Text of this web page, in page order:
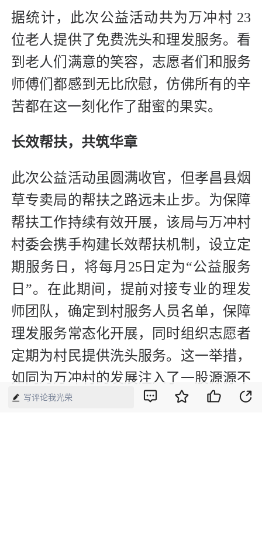
据统计，此次公益活动共为万冲村 23
位老人提供了免费洗头和理发服务。看
到老人们满意的笑容，志愿者们和服务
师傅们都感到无比欣慰，仿佛所有的辛
苦都在这一刻化作了甜蜜的果实。
长效帮扶，共筑华章
此次公益活动虽圆满收官，但孝昌县烟
草专卖局的帮扶之路远未止步。为保障
帮扶工作持续有效开展，该局与万冲村
村委会携手构建长效帮扶机制，设立定
期服务日，将每月25日定为“公益服务
日”。在此期间，提前对接专业的理发
师团队，确定到村服务人员名单，保障
理发服务常态化开展，同时组织志愿者
定期为村民提供洗头服务。这一举措，
如同为万冲村的发展注入了一股源源不
断的动力。
写评论我光荣